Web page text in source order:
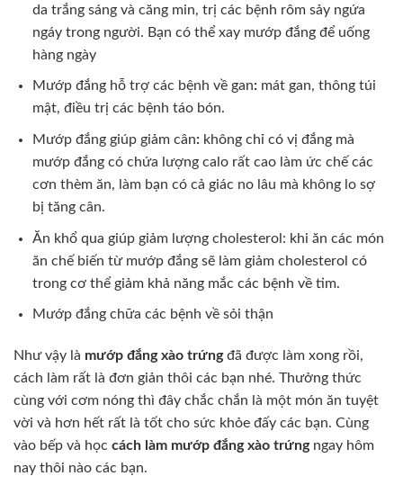
da trắng sáng và căng min, trị các bệnh rôm sảy ngứa
ngáy trong người. Bạn có thể xay mướp đắng để uống
hàng ngày
Mướp đắng hỗ trợ các bệnh về gan:mát gan, thông túi
mật, điều trị các bệnh táo bón.
Mướp đắng giúp giảm cân:không chỉ có vị đắng mà
mướp đắng có chứa lượng calo rất cao làm ức chế các
cơn thèm ăn, làm bạn có cả giác no lâu mà không lo sợ
bị tăng cân.
Ăn khổ qua giúp giảm lượng cholesterol: khi ăn các món
ăn chế biến từ mướp đắng sẽ làm giảm cholesterol có
trong cơ thể giảm khả năng mắc các bệnh về tim.
Mướp đắng chữa các bệnh về sỏi thận
Như vậy là mướp đắng xào trứngđã được làm xong rồi,
cách làm rất là đơn giản thôi các bạn nhé. Thưởng thức
cùng với cơm nóng thì đây chắc chắn là một món ăn tuyệt
vời và hơn hết rất là tốt cho sức khỏe đấy các bạn. Cùng
vào bếp và học cách làm mướp đắng xào trứngngay hôm
nay thôi nào các bạn.